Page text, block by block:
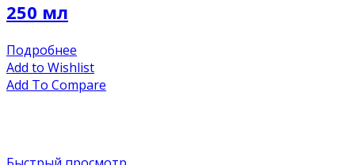
250 мл
Подробнее
Add to Wishlist
Add To Compare